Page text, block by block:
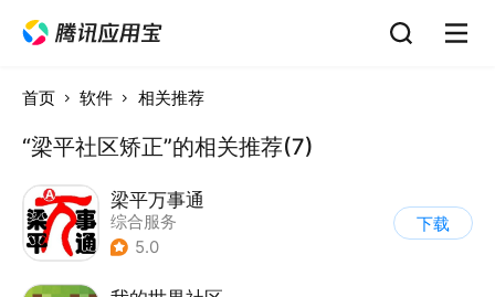
首页 软件 相关推荐
“梁平社区矫正”的相关推荐(7)
梁平万事通
综合服务
5.0
下载